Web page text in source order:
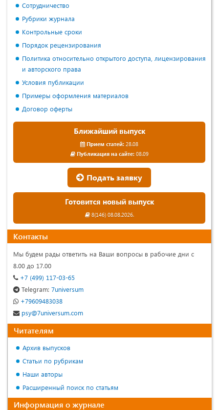
Сотрудничество
Рубрики журнала
Контрольные сроки
Порядок рецензирования
Политика относительно открытого доступа, лицензирования
и авторского права
Условия публикации
Примеры оформления материалов
Договор оферты
Ближайший выпуск
Прием статей: 28.08
Публикация на сайте:08.09
Подать заявку
Готовится новый выпуск
8(146) 08.08.2026.
Контакты
Мы будем рады ответить на Ваши вопросы в рабочие дни с
8.00 до 17.00
+7 (499) 117-03-65
Telegram: 7universum
+79609483038
psy@7universum.com
Читателям
Архив выпусков
Статьи по рубрикам
Наши авторы
Расширенный поиск по статьям
Информация о журнале